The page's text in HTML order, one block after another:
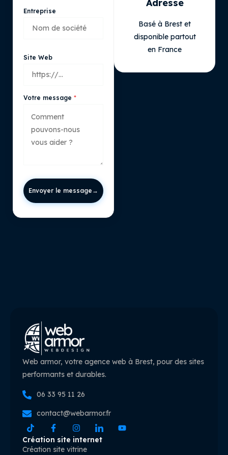
Entreprise
Site Web
Votre message
Envoyer le message →
Adresse
Basé à Brest et
disponible partout
en France
Web armor, votre agence web à Brest, pour des sites
performants et durables.
06 33 95 11 26
contact@webarmor.fr
Création site internet
Création site vitrine